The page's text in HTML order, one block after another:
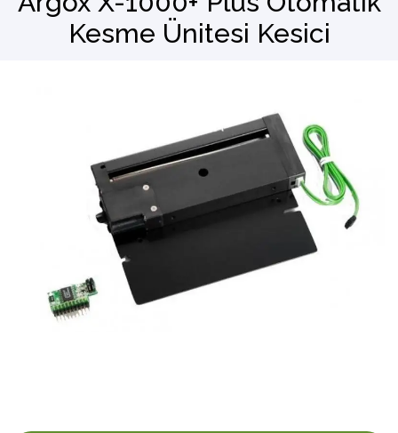
Barkod Okuyucu
Kesme Ünitesi Kesici